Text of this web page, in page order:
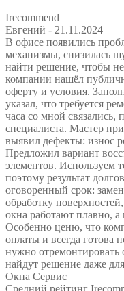
Irecommend
Евгений - 21.11.2024
В офисе появились
механизмы, снизилась
найти решение, чтобы
компании нашёл
оферту и условия.
указал, что требуется
часа со мной связались,
специалиста. Мастер
выявил дефекты: износ
Предложил вариант
элементов. Используем
поэтому результат
оговоренный срок:
обработку
окна работают плавно,
Особенно ценю, что
оплаты и всегда готова
нужно отремонтировать
найдут решение даже
Окна Сервис